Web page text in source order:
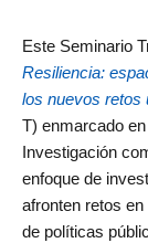
de
Investigación
en
Arquitectura,
Urbanismo
y
Sostenibilidad
(GIAU+S)
Este Seminario
Resiliencia:
los nuevos retos
T) enmarcado
Investigación
enfoque de
afronten retos
de políticas